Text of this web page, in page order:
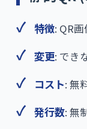
特徴: QR
変更: でき
コスト: 無
発行数: 無